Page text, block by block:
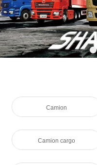
Camion
Camion cargo